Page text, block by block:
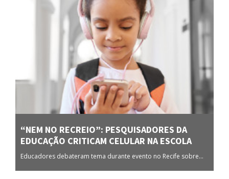
“NEM NO RECREIO”: PESQUISADORES DA
EDUCAÇÃO CRITICAM CELULAR NA ESCOLA
Educadores debateram tema durante evento no Recife sobre...